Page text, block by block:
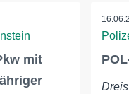
mit